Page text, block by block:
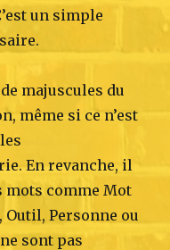
un simple
majuscules du
même si ce n’est
En revanche, il
mots comme Mot
Outil, Personne ou
sont pas